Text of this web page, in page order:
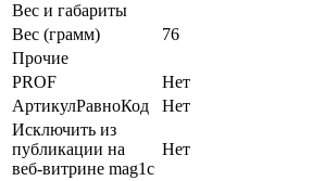
Вес и габариты
Вес (грамм)
76
Прочие
PROF
Нет
АртикулРавноКод
Нет
Исключить из
публикации на
веб-витрине mag1c
Нет